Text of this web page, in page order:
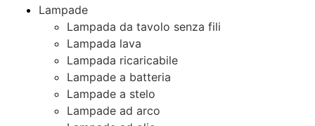
Lampade
Lampada da tavolo senza fili
Lampada lava
Lampada ricaricabile
Lampade a batteria
Lampade a stelo
Lampade ad arco